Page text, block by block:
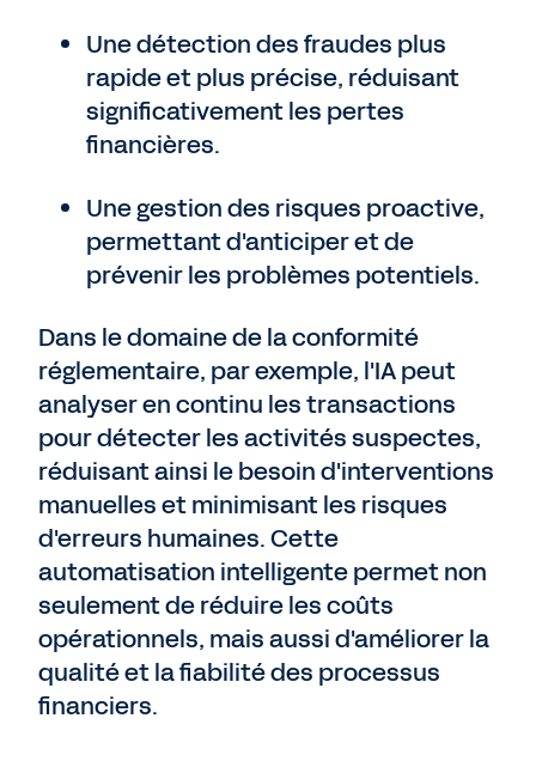
Une détection des fraudes plus
rapide et plus précise, réduisant
significativement les pertes
financières.
Une gestion des risques proactive,
permettant d'anticiper et de
prévenir les problèmes potentiels.
Dans le domaine de la conformité
réglementaire, par exemple, l'IA peut
analyser en continu les transactions
pour détecter les activités suspectes,
réduisant ainsi le besoin d'interventions
manuelles et minimisant les risques
d'erreurs humaines. Cette
automatisation intelligente permet non
seulement de réduire les coûts
opérationnels, mais aussi d'améliorer la
qualité et la fiabilité des processus
financiers.